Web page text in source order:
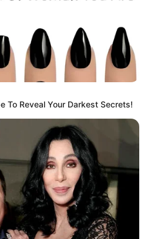
Search
To Reveal Your Darkest Secrets!